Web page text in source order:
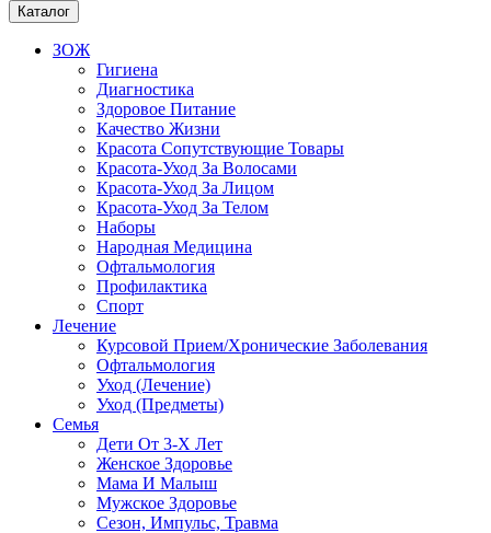
Каталог
ЗОЖ
Гигиена
Диагностика
Здоровое Питание
Качество Жизни
Красота Сопутствующие Товары
Красота-Уход За Волосами
Красота-Уход За Лицом
Красота-Уход За Телом
Наборы
Народная Медицина
Офтальмология
Профилактика
Спорт
Лечение
Курсовой Прием/Хронические Заболевания
Офтальмология
Уход (Лечение)
Уход (Предметы)
Семья
Дети От 3-Х Лет
Женское Здоровье
Мама И Малыш
Мужское Здоровье
Сезон, Импульс, Травма